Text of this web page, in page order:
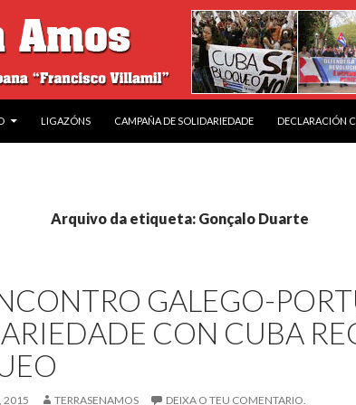
LIGAZÓNS CAMPAÑA DE SOLIDARIEDADE DECLARACIÓN
Arquivo da etiqueta: Gonçalo Duarte
GALEGO-
CON CUBA
2015 TERRASENAMOS DEIXA O TEU COMENTARIO.